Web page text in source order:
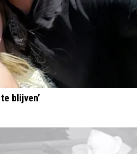
blijven’